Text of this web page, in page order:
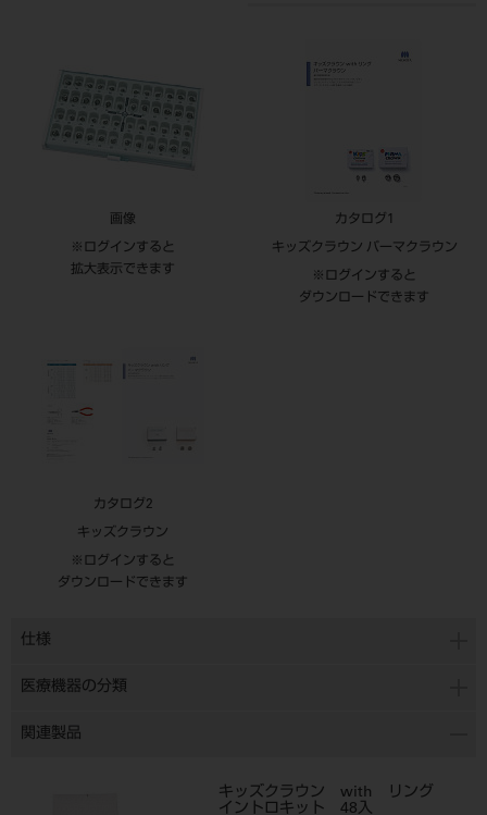
画像
※ログインすると
拡大表示できます
カタログ1
キッズクラウン パーマクラウン
※ログインすると
ダウンロードできます
カタログ2
キッズクラウン
※ログインすると
ダウンロードできます
仕様
医療機器の分類
関連製品
キッズクラウン with リング
イントロキット 48入